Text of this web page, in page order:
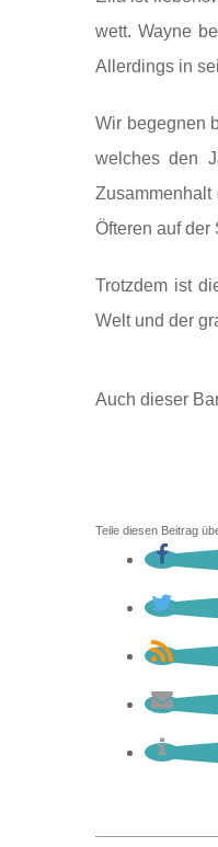
wett. Wayne
Allerdings in
Wir begegnen
welches den
Öfteren auf der
Trotzdem ist
Welt und der
Auch dieser
Teile diesen Beitrag